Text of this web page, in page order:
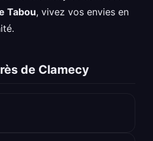
Tabou, vivez vos envies en
de Clamecy